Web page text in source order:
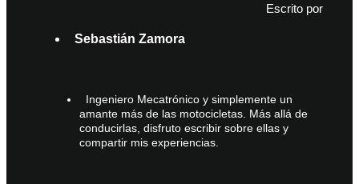
Escrito por
Sebastián Zamora
Ingeniero Mecatrónico y simplemente un
amante más de las motocicletas. Más allá de
conducirlas, disfruto escribir sobre ellas y
compartir mis experiencias.